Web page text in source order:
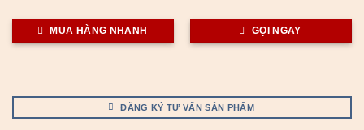
MUA HÀNG NHANH GỌI NGAY
ĐĂNG KÝ TƯ VẤN SẢN PHẨM